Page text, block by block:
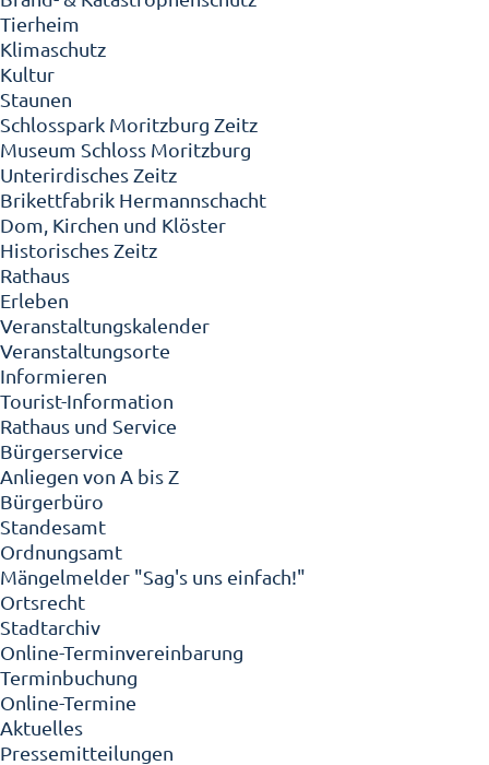
Tierheim
Klimaschutz
Kultur
Staunen
Schlosspark Moritzburg Zeitz
Museum Schloss Moritzburg
Unterirdisches Zeitz
Brikettfabrik Hermannschacht
Dom, Kirchen und Klöster
Historisches Zeitz
Rathaus
Erleben
Veranstaltungskalender
Veranstaltungsorte
Informieren
Tourist-Information
Rathaus und Service
Bürgerservice
Anliegen von A bis Z
Bürgerbüro
Standesamt
Ordnungsamt
Mängelmelder "Sag's uns einfach!"
Ortsrecht
Stadtarchiv
Online-Terminvereinbarung
Terminbuchung
Online-Termine
Aktuelles
Pressemitteilungen